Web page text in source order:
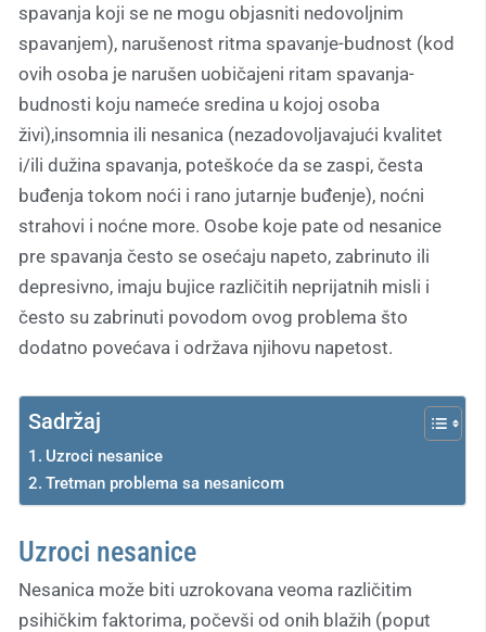
spavanja koji se ne mogu objasniti nedovoljnim
spavanjem), narušenost ritma spavanje-budnost (kod
ovih osoba je narušen uobičajeni ritam spavanja-
budnosti koju nameće sredina u kojoj osoba
živi),insomnia ili nesanica (nezadovoljavajući kvalitet
i/ili dužina spavanja, poteškoće da se zaspi, česta
buđenja tokom noći i rano jutarnje buđenje), noćni
strahovi i noćne more. Osobe koje pate od nesanice
pre spavanja često se osećaju napeto, zabrinuto ili
depresivno, imaju bujice različitih neprijatnih misli i
često su zabrinuti povodom ovog problema što
dodatno povećava i održava njihovu napetost.
Sadržaj
Uzroci nesanice
Tretman problema sa nesanicom
Uzroci nesanice
Nesanica može biti uzrokovana veoma različitim
psihičkim faktorima, počevši od onih blažih (poput